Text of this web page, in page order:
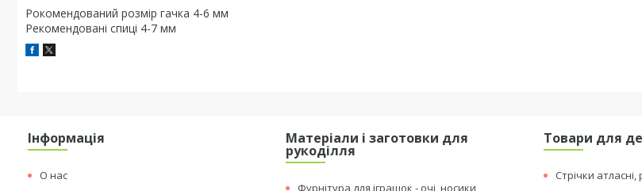
Рокомендований розмір гачка 4-6 мм
Рекомендовані спиці 4-7 мм
Інформація
О нас
Матеріали і заготовки для
рукоділля
Фурнітура для іграшок - очі, носики
Товари для
Стрічки